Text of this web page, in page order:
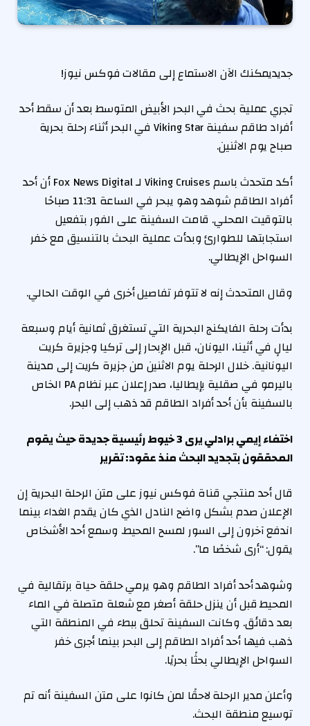
جديديمكنك الآن الاستماع إلى مقالات فوكس نيوز!
تجري عملية بحث في البحر الأبيض المتوسط ​​بعد أن سقط أحد
أفراد طاقم سفينة Viking Star في البحر أثناء رحلة بحرية
صباح يوم الاثنين.
أكد متحدث باسم Viking Cruises لـ Fox News Digital أن أحد
أفراد الطاقم شوهد وهو يبحر في الساعة 11:31 صباحًا
بالتوقيت المحلي. قامت السفينة على الفور بتفعيل
استجابتها للطوارئ وبدأت عملية البحث بالتنسيق مع خفر
السواحل الإيطالي.
وقال المتحدث إنه لا تتوفر تفاصيل أخرى في الوقت الحالي.
بدأت رحلة الفايكنج البحرية التي تستغرق ثمانية أيام وسبعة
ليالٍ في أثينا، اليونان، قبل الإبحار إلى تركيا وجزيرة كريت
اليونانية. خلال الرحلة يوم الاثنين من جزيرة كريت إلى مدينة
باليرمو في صقلية بإيطاليا، صدر إعلان عبر نظام PA الخاص
بالسفينة بأن أحد أفراد الطاقم قد ذهب إلى البحر.
اختفاء إيمي برادلي يرى 3 خيوط رئيسية جديدة حيث يقوم
المحققون بتجديد البحث منذ عقود: تقرير
قال أحد منتجي قناة فوكس نيوز على متن الرحلة البحرية إن
الإعلان صدم بشكل واضح النادل الذي كان يقدم الغداء بينما
اندفع آخرون إلى السور لمسح المحيط. وسمع أحد الأشخاص
يقول: “أرى شخصًا ما”.
وشوهد أحد أفراد الطاقم وهو يرمي حلقة حياة برتقالية في
المحيط قبل أن ينزل حلقة أصغر مع شعلة متصلة في الماء
بعد دقائق. وكانت السفينة تحلق ببطء في المنطقة التي
ذهب فيها أحد أفراد الطاقم إلى البحر بينما أجرى خفر
السواحل الإيطالي بحثًا بحريًا.
وأعلن مدير الرحلة لاحقًا لمن كانوا على متن السفينة أنه تم
توسيع منطقة البحث.